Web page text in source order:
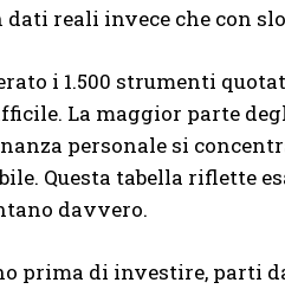
reali invece che con
i 1.500 strumenti
La maggior parte
personale si
Questa tabella riflette
davvero.
prima di investire, parti